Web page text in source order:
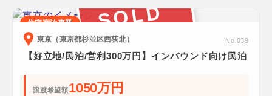
SOLD
住宅宿泊事業
東京（東京都杉並区西荻北）
No.039
【好立地/民泊/営利300万円】インバウンド向け民泊
譲渡希望額1050万円